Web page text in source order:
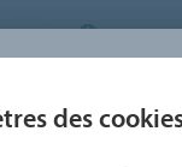
RÉFÉRENCES
des